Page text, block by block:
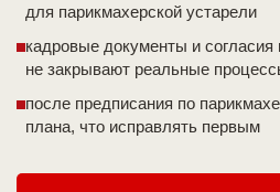
для парикмахерской устарели
кадровые документы и
не закрывают реальные
после предписания по
плана, что исправлять первым